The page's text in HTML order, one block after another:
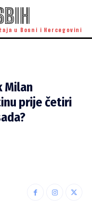
u Bosni i Hercegovini
Milan
prije četiri